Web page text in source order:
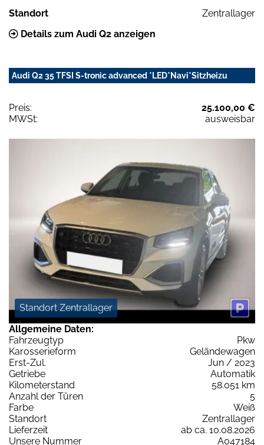
Standort
Zentrallager
Details zum Audi Q2 anzeigen
Audi Q2 35 TFSI S-tronic advanced *LED*Navi*Sitzheizu
Preis:
25.100,00 €
MWSt:
ausweisbar
Standort Zentrallager
Allgemeine Daten:
Fahrzeugtyp
Pkw
Karosserieform
Geländewagen
Erst-Zul.
Jun / 2023
Getriebe
Automatik
Kilometerstand
58.051 km
Anzahl der Türen
5
Farbe
Weiß
Standort
Zentrallager
Lieferzeit
ab ca. 10.08.2026
Unsere Nummer
A047184